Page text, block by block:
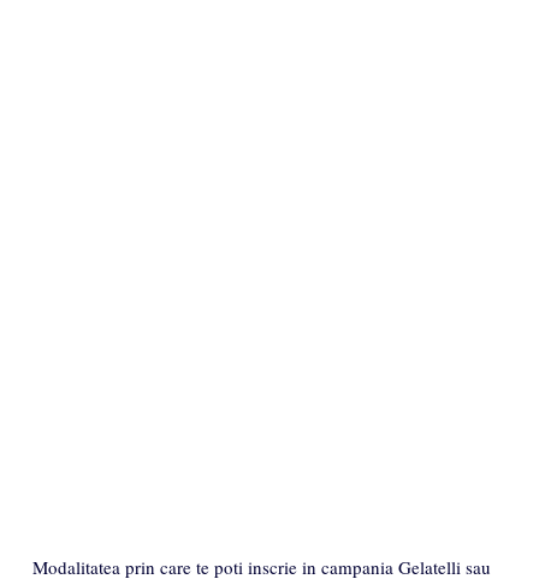
Modalitatea prin care te poti inscrie in campania Gelatelli sau